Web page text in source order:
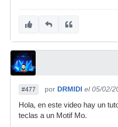
#477 por DRMIDI el 05/02/
Hola, en este video hay un
teclas a un Motif Mo.